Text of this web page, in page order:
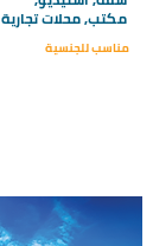
مكتب, محلات تجارية
مناسب للجنسية